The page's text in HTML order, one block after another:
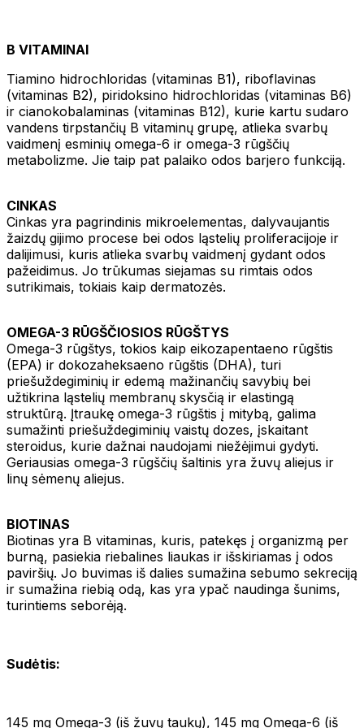
B VITAMINAI
Tiamino hidrochloridas (vitaminas B1), riboflavinas
(vitaminas B2), piridoksino hidrochloridas (vitaminas B6)
ir cianokobalaminas (vitaminas B12), kurie kartu sudaro
vandens tirpstančių B vitaminų grupę, atlieka svarbų
vaidmenį esminių omega-6 ir omega-3 rūgščių
metabolizme. Jie taip pat palaiko odos barjero funkciją.
CINKAS
Cinkas yra pagrindinis mikroelementas, dalyvaujantis
žaizdų gijimo procese bei odos ląstelių proliferacijoje ir
dalijimusi, kuris atlieka svarbų vaidmenį gydant odos
pažeidimus. Jo trūkumas siejamas su rimtais odos
sutrikimais, tokiais kaip dermatozės.
OMEGA-3 RŪGŠČIOSIOS RŪGŠTYS
Omega-3 rūgštys, tokios kaip eikozapentaeno rūgštis
(EPA) ir dokozaheksaeno rūgštis (DHA), turi
priešuždegiminių ir edemą mažinančių savybių bei
užtikrina ląstelių membranų skysčią ir elastingą
struktūrą. Įtraukę omega-3 rūgštis į mitybą, galima
sumažinti priešuždegiminių vaistų dozes, įskaitant
steroidus, kurie dažnai naudojami niežėjimui gydyti.
Geriausias omega-3 rūgščių šaltinis yra žuvų aliejus ir
linų sėmenų aliejus.
BIOTINAS
Biotinas yra B vitaminas, kuris, patekęs į organizmą per
burną, pasiekia riebalines liaukas ir išskiriamas į odos
paviršių. Jo buvimas iš dalies sumažina sebumo sekreciją
ir sumažina riebią odą, kas yra ypač naudinga šunims,
turintiems seborėją.
Sudėtis:
145 mg Omega-3 (iš žuvų taukų), 145 mg Omega-6 (iš